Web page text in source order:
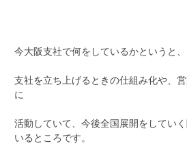
今大阪支社で何をしているかというと、
支社を立ち上げるときの仕組み化や、
に
活動していて、今後全国展開をしてい
いるところです。